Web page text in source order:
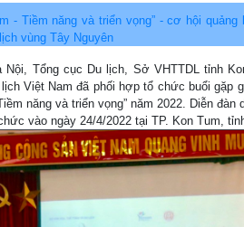
- Tiềm năng và triển vọng” - cơ hội
vùng Tây Nguyên
Nội, Tổng cục Du lịch, Sở VHTTDL tỉnh
Việt Nam đã phối hợp tổ chức buổi gặp
năng và triển vọng” năm 2022. Diễn đàn
vào ngày 24/4/2022 tại TP. Kon Tum,